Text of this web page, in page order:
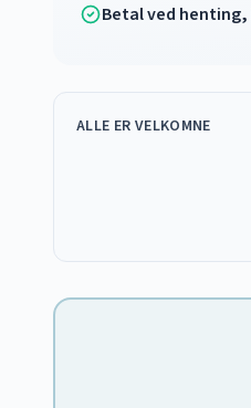
Betal ved
ALLE ER VELKOMNE